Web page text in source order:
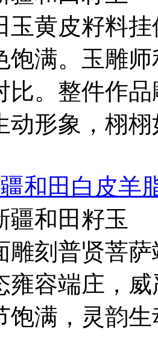
玉黄皮籽料
饱满。玉雕
比。整件作
动形象，栩
和田白皮羊
疆和田籽玉
雕刻普贤菩
雍容端庄，
饱满，灵韵生